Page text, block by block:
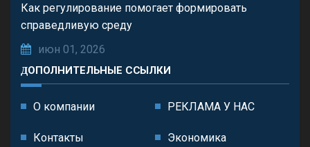
Как регулирование помогает формировать
справедливую среду
июн 01, 2026
ДОПОЛНИТЕЛЬНЫЕ ССЫЛКИ
О компании РЕКЛАМА У НАС
Контакты Экономика